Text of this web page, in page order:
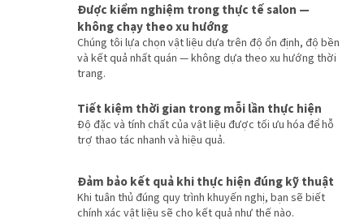
Được kiểm nghiệm trong thực tế salon —
không chạy theo xu hướng
Chúng tôi lựa chọn vật liệu dựa trên độ ổn định, độ bền
và kết quả nhất quán — không dựa theo xu hướng thời
trang.
Tiết kiệm thời gian trong mỗi lần thực hiện
Độ đặc và tính chất của vật liệu được tối ưu hóa để hỗ
trợ thao tác nhanh và hiệu quả.
Đảm bảo kết quả khi thực hiện đúng kỹ thuật
Khi tuân thủ đúng quy trình khuyến nghị, bạn sẽ biết
chính xác vật liệu sẽ cho kết quả như thế nào.